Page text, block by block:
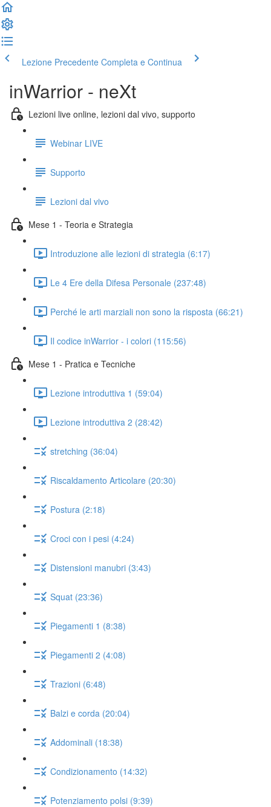
Lezione Precedente Completa e Continua
inWarrior - neXt
Lezioni live online, lezioni dal vivo, supporto
Webinar LIVE
Supporto
Lezioni dal vivo
Mese 1 - Teoria e Strategia
Introduzione alle lezioni di strategia (6:17)
Le 4 Ere della Difesa Personale (237:48)
Perché le arti marziali non sono la risposta (66:21)
Il codice inWarrior - i colori (115:56)
Mese 1 - Pratica e Tecniche
Lezione introduttiva 1 (59:04)
Lezione introduttiva 2 (28:42)
stretching (36:04)
Riscaldamento Articolare (20:30)
Postura (2:18)
Croci con i pesi (4:24)
Distensioni manubri (3:43)
Squat (23:36)
Piegamenti 1 (8:38)
Piegamenti 2 (4:08)
Trazioni (6:48)
Balzi e corda (20:04)
Addominali (18:38)
Condizionamento (14:32)
Potenziamento polsi (9:39)